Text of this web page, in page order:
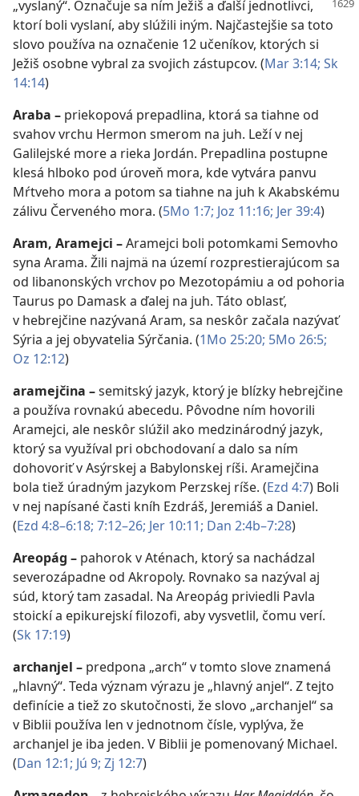
„vyslaný“. Označuje sa ním Ježiš a ďalšíjednotlivci,
ktorí boli vyslaní, aby slúžili iným. Najčastejšie sa toto
slovo používa na označenie 12 učeníkov, ktorých si
Ježiš osobne vybral za svojich zástupcov. (Mar 3:14; Sk
14:14)
Araba – priekopová prepadlina, ktorá sa tiahne od
svahov vrchu Hermon smerom na juh. Leží v nej
Galilejské more a rieka Jordán. Prepadlina postupne
klesá hlboko pod úroveň mora, kde vytvára panvu
Mŕtveho mora a potom sa tiahne na juh k Akabskému
zálivu Červeného mora. (5Mo 1:7; Joz 11:16; Jer 39:4)
Aram, Aramejci –Aramejci boli potomkami Semovho
syna Arama. Žili najmä na území rozprestierajúcom sa
od libanonských vrchov po Mezotopámiu a od pohoria
Taurus po Damask a ďalej na juh. Táto oblasť,
v hebrejčine nazývaná Aram, sa neskôr začala nazývať
Sýria a jej obyvatelia Sýrčania. (1Mo 25:20; 5Mo 26:5;
Oz 12:12)
aramejčina –semitský jazyk, ktorý je blízky hebrejčine
a používa rovnakú abecedu. Pôvodne ním hovorili
Aramejci, ale neskôr slúžil ako medzinárodný jazyk,
ktorý sa využíval pri obchodovaní a dalo sa ním
dohovoriť v Asýrskej a Babylonskej ríši. Aramejčina
bola tiež úradným jazykom Perzskej ríše. (Ezd 4:7) Boli
v nej napísané časti kníh Ezdráš, Jeremiáš a Daniel.
(Ezd 4:8–6:18; 7:12–26; Jer 10:11; Dan 2:4b–7:28)
Areopág – pahorok v Aténach, ktorý sa nachádzal
severozápadne od Akropoly. Rovnako sa nazýval aj
súd, ktorý tam zasadal. Na Areopág priviedli Pavla
stoickí a epikurejskí filozofi, aby vysvetlil, čomu verí.
(Sk 17:19)
archanjel – predpona „arch“ v tomto slove znamená
„hlavný“. Teda význam výrazu je „hlavný anjel“. Z tejto
definície a tiež zo skutočnosti, že slovo „archanjel“ sa
v Biblii používa len v jednotnom čísle, vyplýva, že
archanjel je iba jeden. V Biblii je pomenovaný Michael.
(Dan 12:1; Jú 9; Zj 12:7)